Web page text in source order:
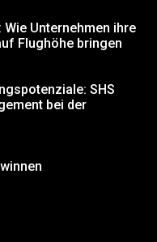
Unternehmen ihre
Flughöhe bringen
SHS
bei der